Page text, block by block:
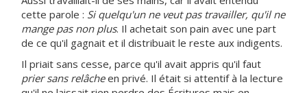
cette parole : Si quelqu'un ne veut pas travailler, qu'il ne
mange pas non plus. Il achetait son pain avec une part
de ce qu'il gagnait et il distribuait le reste aux indigents.
Il priait sans cesse, parce qu'il avait appris qu'il faut
prier sans relâcheen privé. Il était si attentif à la lecture